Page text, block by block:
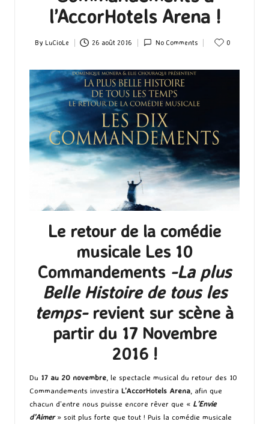
l’AccorHotels Arena !
Posted
By LuCioLe 26 août 2016 No Comments 0
Le retour de la comédie
musicale Les 10
Commandements -La plus
Belle Histoire de tous les
temps- revient sur scène à
partir du 17 Novembre
2016 !
Du 17 au 20 novembre , le spectacle musical du retour des 10
Commandements investira L’AccorHotels Arena , afin que
chacun d’entre nous puisse encore rêver que « L’Envie
d’Aimer» soit plus forte que tout ! Puis la comédie musicale